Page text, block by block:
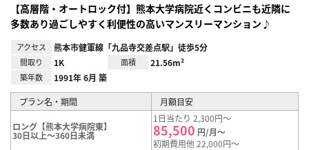
【高層階・オートロック付】熊本大学病院近くコンビニも近隣に
多数あり過ごしやすく利便性の高いマンスリーマンション♪
アクセス 熊本市健軍線「九品寺交差点駅」徒歩5分
間取り 1K 面積 21.56m²
築年数 1991年 6月 築
プラン名・期間 月額目安
ロング【熊本大学病院東】
30日以上～360日未満
1日当たり 2,300円～
85,500 円/月～
初期費用他 22,000円～